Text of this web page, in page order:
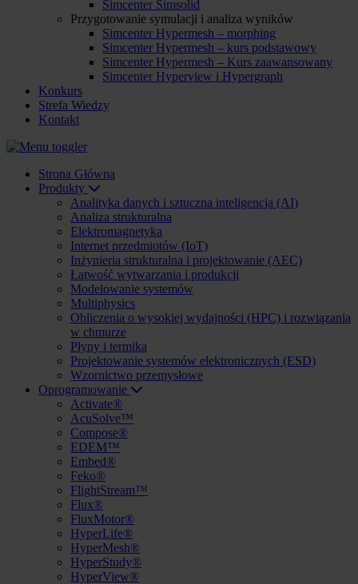
Simcenter Simsolid
Przygotowanie symulacji i analiza wyników
Simcenter Hypermesh – morphing
Simcenter Hypermesh – kurs podstawowy
Simcenter Hypermesh – Kurs zaawansowany
Simcenter Hyperview i Hypergraph
Konkurs
Strefa Wiedzy
Kontakt
Strona Główna
Produkty
Analityka danych i sztuczna inteligencja (AI)
Analiza strukturalna
Elektromagnetyka
Internet przedmiotów (IoT)
Inżynieria strukturalna i projektowanie (AEC)
Łatwość wytwarzania i produkcji
Modelowanie systemów
Multiphysics
Obliczenia o wysokiej wydajności (HPC) i rozwiązania
w chmurze
Płyny i termika
Projektowanie systemów elektronicznych (ESD)
Wzornictwo przemysłowe
Oprogramowanie
Activate®
AcuSolve™
Compose®
EDEM™
Embed®
Feko®
FlightStream™
Flux®
FluxMotor®
HyperLife®
HyperMesh®
HyperStudy®
HyperView®